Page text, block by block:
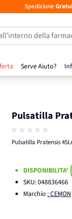
Spedizione
Serve Aiuto?
della
Pulsatilla
Pulsatilla Pratensis
DISPONIBILITA'
SKU:048836466
Marchio : CEMON